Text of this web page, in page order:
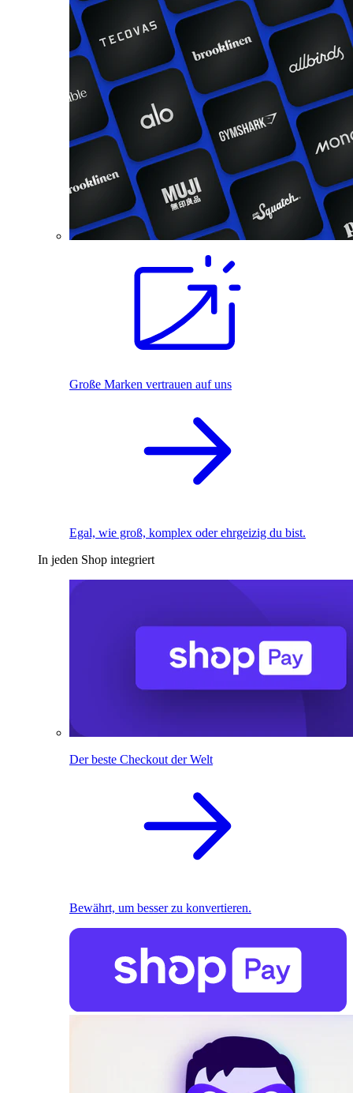
Große Marken vertrauen auf uns
Egal, wie groß, komplex oder ehrgeizig du bist.
In jeden Shop integriert
Der beste Checkout der Welt
Bewährt, um besser zu konvertieren.